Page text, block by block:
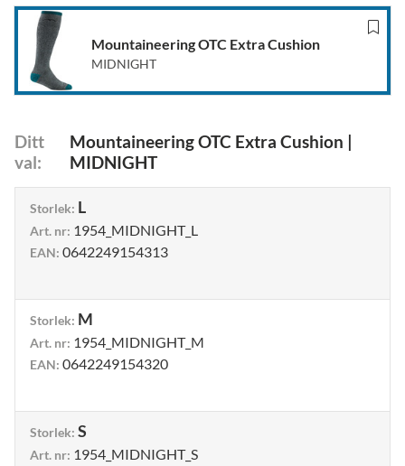
Mountaineering OTC Extra Cushion
MIDNIGHT
Ditt
val:
Mountaineering OTC Extra Cushion |
MIDNIGHT
Storlek: L
Art. nr: 1954_MIDNIGHT_L
EAN: 0642249154313
Storlek: M
Art. nr: 1954_MIDNIGHT_M
EAN: 0642249154320
Storlek: S
Art. nr: 1954_MIDNIGHT_S